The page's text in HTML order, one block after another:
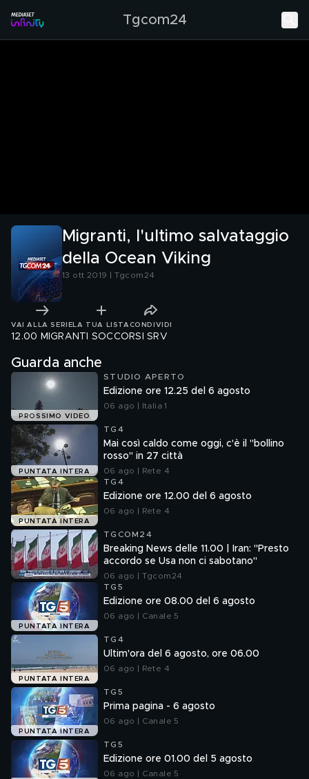
Tgcom24
Migranti, l'ultimo salvataggio
della Ocean Viking
13 ott 2019 | Tgcom24
VAI ALLA SERIE LA TUA LISTA CONDIVIDI
12.00 MIGRANTI SOCCORSI SRV
Guarda anche
PROSSIMO VIDEO
STUDIO APERTO
Edizione ore 12.25 del 6 agosto
06 ago | Italia 1
PUNTATA INTERA
TG4
Mai così caldo come oggi, c'è il "bollino
rosso" in 27 città
06 ago | Rete 4
PUNTATA INTERA
TG4
Edizione ore 12.00 del 6 agosto
06 ago | Rete 4
TGCOM24
Breaking News delle 11.00 | Iran: "Presto
accordo se Usa non ci sabotano"
06 ago | Tgcom24
PUNTATA INTERA
TG5
Edizione ore 08.00 del 6 agosto
06 ago | Canale 5
PUNTATA INTERA
TG4
Ultim'ora del 6 agosto, ore 06.00
06 ago | Rete 4
PUNTATA INTERA
TG5
Prima pagina - 6 agosto
06 ago | Canale 5
TG5
Edizione ore 01.00 del 5 agosto
06 ago | Canale 5